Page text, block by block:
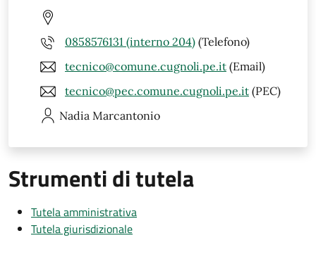
0858576131 (interno 204) (Telefono)
tecnico@comune.cugnoli.pe.it (Email)
tecnico@pec.comune.cugnoli.pe.it (PEC)
Nadia Marcantonio
Strumenti di tutela
Tutela amministrativa
Tutela giurisdizionale